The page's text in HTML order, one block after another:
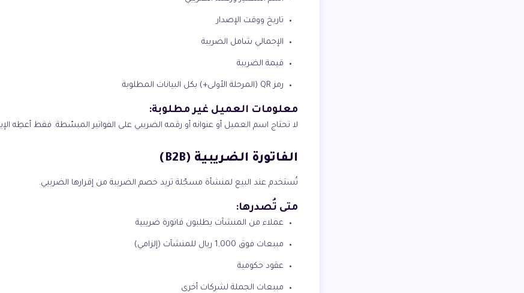
تاريخ ووقت الإصدار
الإجمالي شامل الضريبة
قيمة الضريبة
رمز QR (المرحلة الأولى+) بكل البيانات المطلوبة
معلومات العميل غير مطلوبة:
لا تحتاج اسم العميل أو عنوانه أو رقمه الضريبي على الفواتير المبسّطة. فقط أعطِه
الفاتورة الضريبية (B2B)
تُستخدم عند البيع لمنشأة مسجّلة تريد خصم الضريبة من إقرارها الضريبي.
متى تُصدرها:
عملاء من المنشآت يطلبون فاتورة ضريبية
مبيعات فوق 1,000 ريال للمنشآت (إلزامي)
عقود حكومية
مبيعات الجملة لشركات أخرى